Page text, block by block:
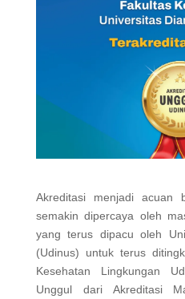
Akreditasi menjadi acuan
semakin dipercaya oleh
yang terus dipacu oleh
(Udinus) untuk terus
Kesehatan Lingkungan
Unggul dari Akreditasi